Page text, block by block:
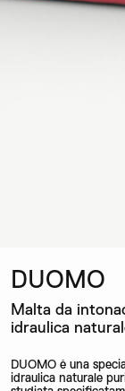
DUOMO
Malta da
idraulica
DUOMO è una
idraulica naturale